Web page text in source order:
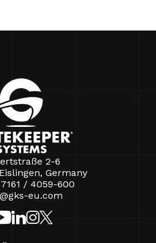
2-6
Germany
/ 4059-600
eu.com